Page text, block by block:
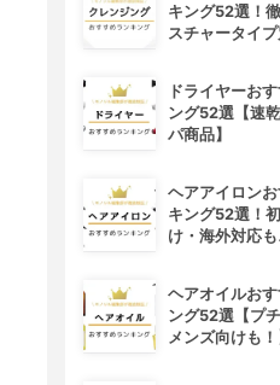
キング52選！
スチャータイプ
ドライヤーお
ング52選【速
パ商品】
ヘアアイロン
キング52選！
け・海外対応も
ヘアオイルお
ング52選【プ
メンズ向けも！